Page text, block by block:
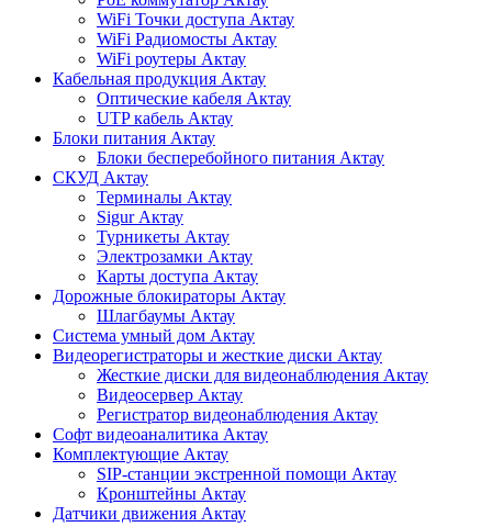
WiFi Точки доступа Актау
WiFi Радиомосты Актау
WiFi роутеры Актау
Кабельная продукция Актау
Оптические кабеля Актау
UTP кабель Актау
Блоки питания Актау
Блоки бесперебойного питания Актау
СКУД Актау
Терминалы Актау
Sigur Актау
Турникеты Актау
Электрозамки Актау
Карты доступа Актау
Дорожные блокираторы Актау
Шлагбаумы Актау
Система умный дом Актау
Видеорегистраторы и жесткие диски Актау
Жесткие диски для видеонаблюдения Актау
Видеосервер Актау
Регистратор видеонаблюдения Актау
Софт видеоаналитика Актау
Комплектующие Актау
SIP-станции экстренной помощи Актау
Кронштейны Актау
Датчики движения Актау